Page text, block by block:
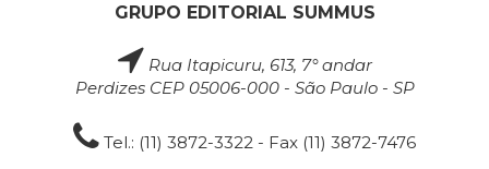
GRUPO EDITORIAL SUMMUS
Rua Itapicuru, 613, 7° andar
Perdizes CEP 05006-000 - São Paulo - SP
Tel.: (11) 3872-3322 - Fax (11) 3872-7476